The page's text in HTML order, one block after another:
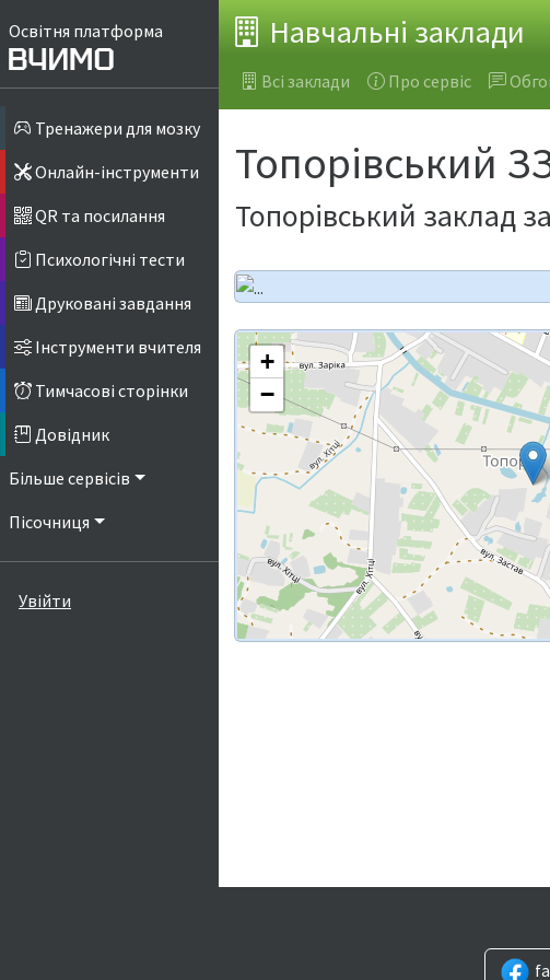
Освітня платформа
Тренажери для мозку
Онлайн-інструменти
QR та посилання
Психологічні тести
Друковані завдання
Інструменти вчителя
Тимчасові сторінки
Довідник
Більше сервісів
Пісочниця
Увійти
Навчальні заклади
Всі заклади Про сервіс
Топорівський
Топорівський заклад
+
−